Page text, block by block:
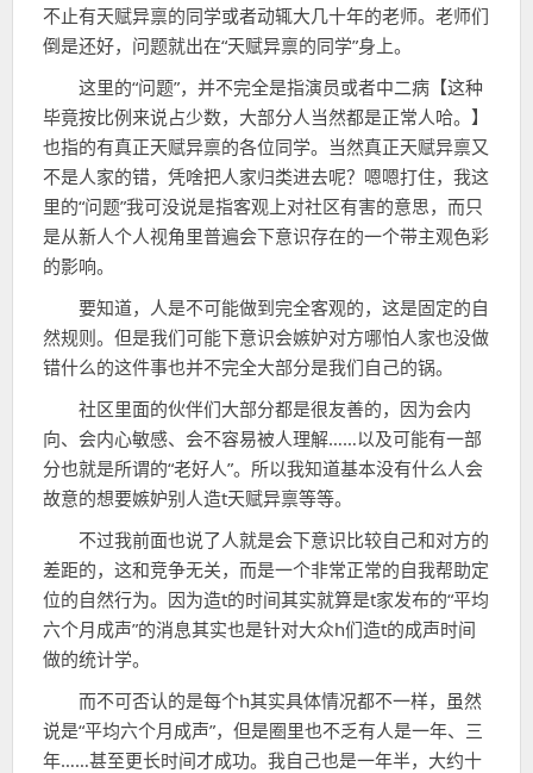
不止有天赋异禀的同学或者动辄大几十年的老师。老师们
倒是还好，问题就出在“天赋异禀的同学”身上。
这里的“问题”，并不完全是指演员或者中二病【这种
毕竟按比例来说占少数，大部分人当然都是正常人哈。】
也指的有真正天赋异禀的各位同学。当然真正天赋异禀又
不是人家的错，凭啥把人家归类进去呢？嗯嗯打住，我这
里的“问题”我可没说是指客观上对社区有害的意思，而只
是从新人个人视角里普遍会下意识存在的一个带主观色彩
的影响。
要知道，人是不可能做到完全客观的，这是固定的自
然规则。但是我们可能下意识会嫉妒对方哪怕人家也没做
错什么的这件事也并不完全大部分是我们自己的锅。
社区里面的伙伴们大部分都是很友善的，因为会内
向、会内心敏感、会不容易被人理解……以及可能有一部
分也就是所谓的“老好人”。所以我知道基本没有什么人会
故意的想要嫉妒别人造t天赋异禀等等。
不过我前面也说了人就是会下意识比较自己和对方的
差距的，这和竞争无关，而是一个非常正常的自我帮助定
位的自然行为。因为造t的时间其实就算是t家发布的“平均
六个月成声”的消息其实也是针对大众h们造t的成声时间
做的统计学。
而不可否认的是每个h其实具体情况都不一样，虽然
说是“平均六个月成声”，但是圈里也不乏有人是一年、三
年……甚至更长时间才成功。我自己也是一年半，大约十